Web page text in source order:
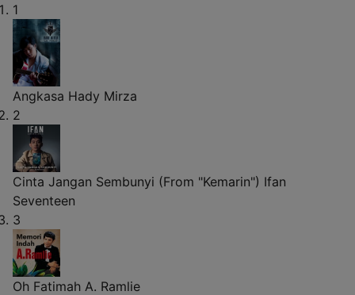
1
Angkasa Hady Mirza
2
Cinta Jangan Sembunyi (From "Kemarin") Ifan
Seventeen
3
Oh Fatimah A. Ramlie